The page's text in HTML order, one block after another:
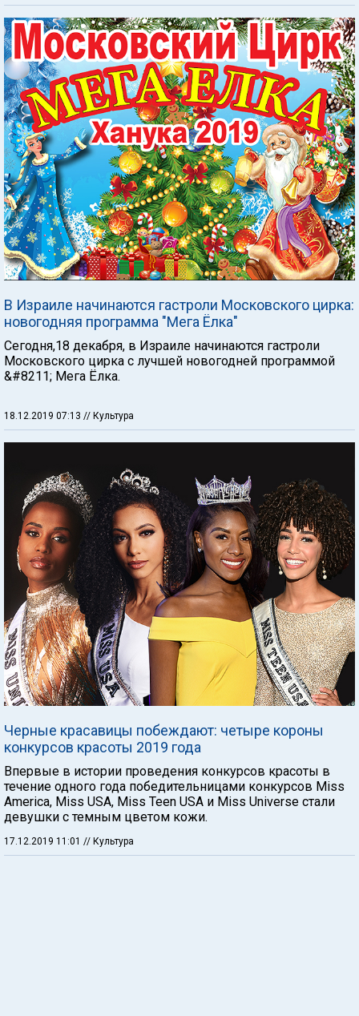
В Израиле начинаются гастроли Московского цирка:
новогодняя программа "Мега Ёлка"
Сегодня,18 декабря, в Израиле начинаются гастроли
Московского цирка с лучшей новогодней программой
&#8211; Мега Ёлка.
18.12.2019 07:13 // Культура
Черные красавицы побеждают: четыре короны
конкурсов красоты 2019 года
Впервые в истории проведения конкурсов красоты в
течение одного года победительницами конкурсов Miss
America, Miss USA, Miss Teen USA и Miss Universe стали
девушки с темным цветом кожи.
17.12.2019 11:01 // Культура